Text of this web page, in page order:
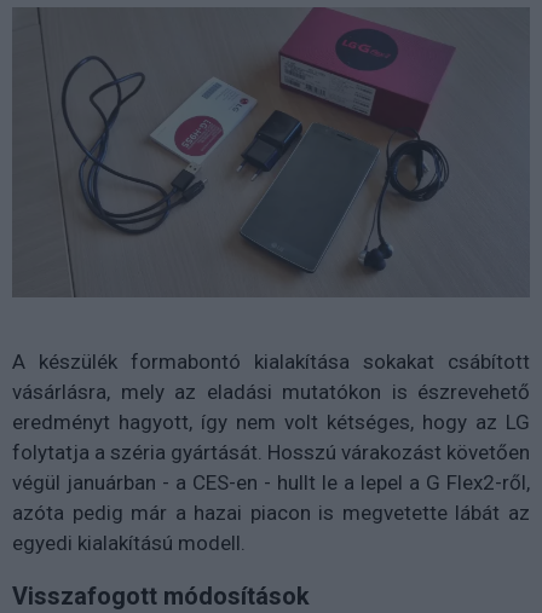
A készülék formabontó kialakítása sokakat csábított
vásárlásra, mely az eladási mutatókon is észrevehető
eredményt hagyott, így nem volt kétséges, hogy az LG
folytatja a széria gyártását. Hosszú várakozást követően
végül januárban - a CES-en - hullt le a lepel a G Flex2-ről,
azóta pedig már a hazai piacon is megvetette lábát az
egyedi kialakítású modell.
Visszafogott módosítások